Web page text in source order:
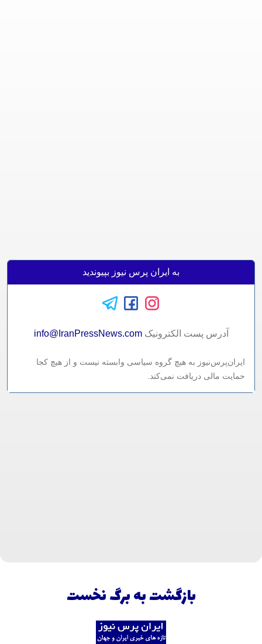
به ایران پرس نیوز بپیوندید
آدرس پست الکترونيکinfo@IranPressNews.com
ایران‌پرس‌نیوز به هیچ گروه سیاسی وابسته نیست و از هیچ کجا
حمایت مالی دریافت نمی‌کند.
بازگشت به برگ نخست